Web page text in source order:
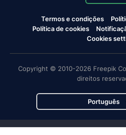
Termos e condições
Política de cookies
Cookies
Copyright © 2010-2026 Freepik
direitos
Português